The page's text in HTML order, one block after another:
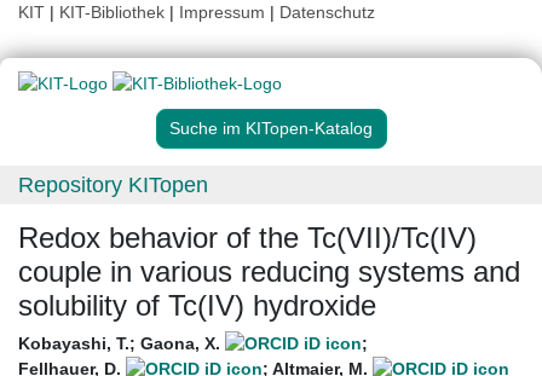
KIT | KIT-Bibliothek | Impressum | Datenschutz
Suche im KITopen-Katalog
Repository KITopen
Redox behavior of the Tc(VII)/Tc(IV)
couple in various reducing systems and
solubility of Tc(IV) hydroxide
Kobayashi, T.; Gaona, X.
;
Fellhauer, D.
; Altmaier, M.